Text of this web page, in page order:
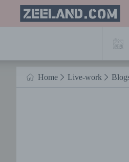
Naar hoofdinhoud
Homepage
Zeeland.com
HOME
Home Live-work